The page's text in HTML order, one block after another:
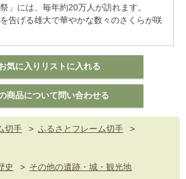
」には、毎年約20万人が訪れます。
告げる雄大で華やかな数々のさくらが咲
切手 > ふるさとフレーム切手
>
史 > その他の遺跡・城・観光地